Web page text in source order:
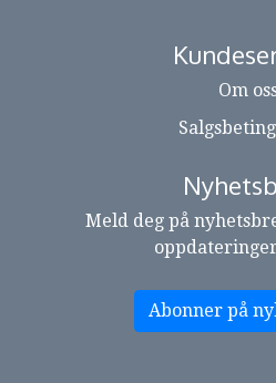
Om
Meld deg på
Abonner på